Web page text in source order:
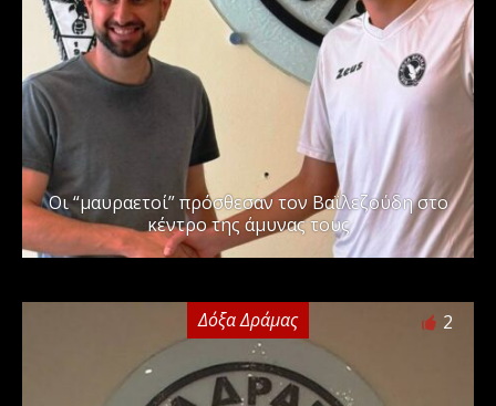
Οι “μαυραετοί” πρόσθεσαν τον Βαϊλεζούδη στο
κέντρο της άμυνας τους
Δόξα Δράμας 2